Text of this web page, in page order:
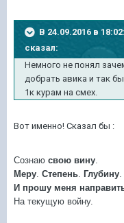
В 24.09.2016 в
сказал:
Немного не понял
добрать авика и так
1к курам на смех.
Вот именно! Сказал бы :
Сознаю свою вину.
Меру. Степень. Глубину.
И прошу меня
На текущую войну.